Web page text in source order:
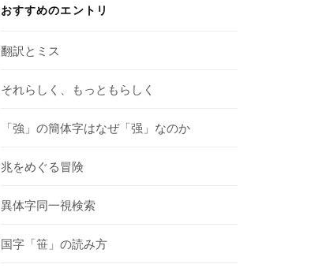
おすすめのエントリ
翻訳とミス
それらしく、もっともらしく
「強」の簡体字はなぜ「强」なのか
兆をめぐる冒険
異体字同一視検索
国字「笹」の読み方